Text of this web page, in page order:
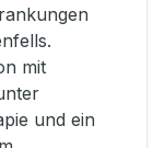
mit
und ein